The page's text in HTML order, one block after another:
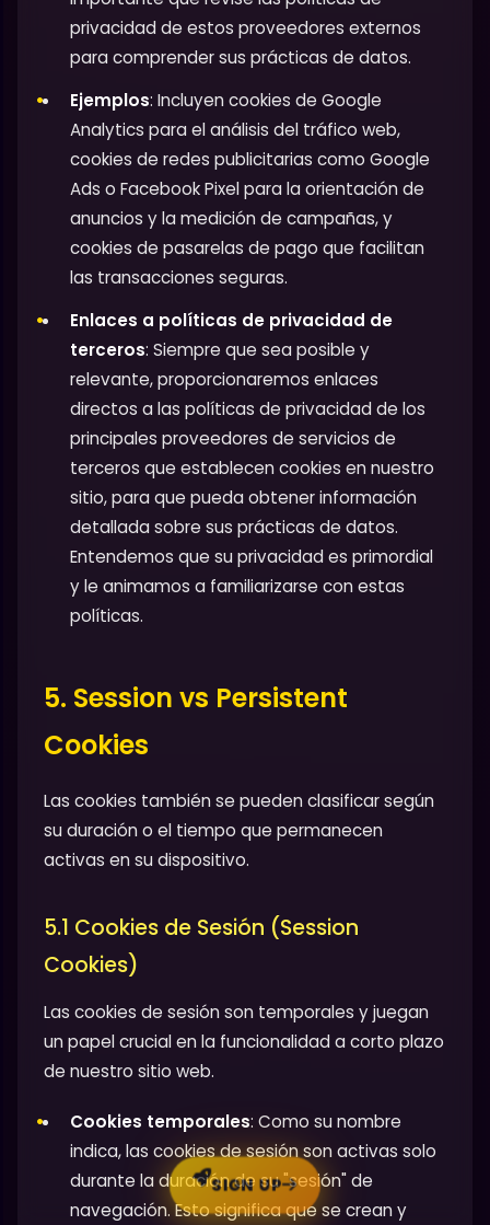
privacidad de estos proveedores externos
para comprender sus prácticas de datos.
Ejemplos: Incluyen cookies de Google
Analytics para el análisis del tráfico web,
cookies de redes publicitarias como Google
Ads o Facebook Pixel para la orientación de
anuncios y la medición de campañas, y
cookies de pasarelas de pago que facilitan
las transacciones seguras.
Enlaces a políticas de privacidad de
terceros: Siempre que sea posible y
relevante, proporcionaremos enlaces
directos a las políticas de privacidad de los
principales proveedores de servicios de
terceros que establecen cookies en nuestro
sitio, para que pueda obtener información
detallada sobre sus prácticas de datos.
Entendemos que su privacidad es primordial
y le animamos a familiarizarse con estas
políticas.
5. Session vs Persistent
Cookies
Las cookies también se pueden clasificar según
su duración o el tiempo que permanecen
activas en su dispositivo.
5.1 Cookies de Sesión (Session
Cookies)
Las cookies de sesión son temporales y juegan
un papel crucial en la funcionalidad a corto plazo
de nuestro sitio web.
Cookies temporales: Como su nombre
indica, las cookies de sesión son activas solo
durante la duración de su "sesión" de
navegación. Esto significa que se crean y
SIGN UP